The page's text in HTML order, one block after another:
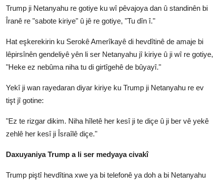
Trump ji Netanyahu re gotiye ku wî pêvajoya dan û standinên bi
Îranê re "sabote kiriye" û jê re gotiye, "Tu dîn î."
Hat eşkerekirin ku Serokê Amerîkayê di hevdîtinê de amaje bi
lêpirsînên gendeliyê yên li ser Netanyahu jî kiriye û ji wî re gotiye,
"Heke ez nebûma niha tu di girtîgehê de bûyayî."
Yekî ji wan rayedaran diyar kiriye ku Trump ji Netanyahu re ev
tişt jî gotine:
"Ez te rizgar dikim. Niha hîletê her kesî ji te diçe û ji ber vê yekê
zehlê her kesî ji Îsraîlê diçe."
Daxuyaniya Trump a li ser medyaya civakî
Trump piştî hevdîtina xwe ya bi telefonê ya doh a bi Netanyahu